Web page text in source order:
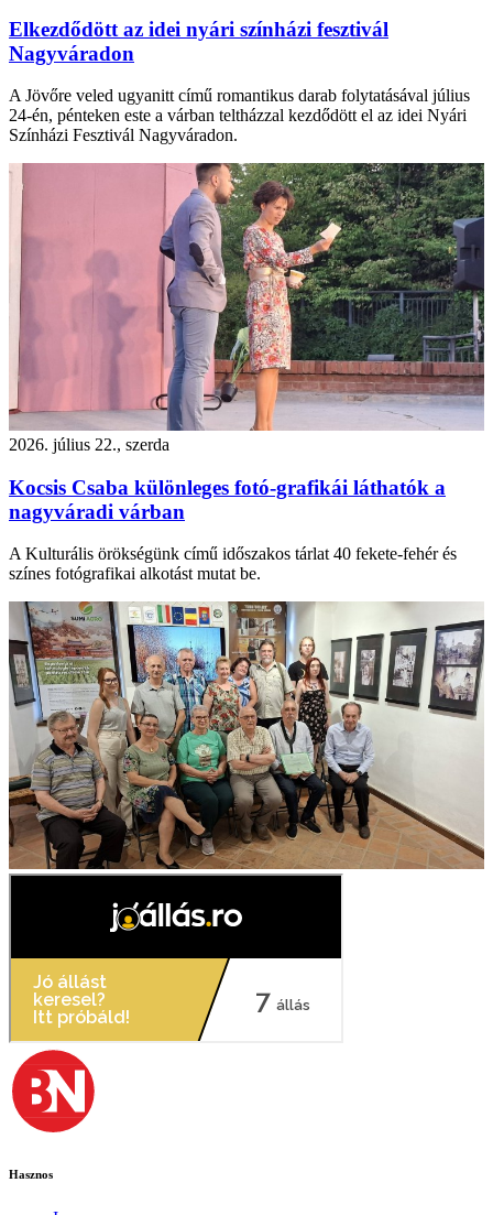
Elkezdődött az idei nyári színházi fesztivál
Nagyváradon
A Jövőre veled ugyanitt című romantikus darab folytatásával július
24-én, pénteken este a várban teltházzal kezdődött el az idei Nyári
Színházi Fesztivál Nagyváradon.
2026. július 22., szerda
Kocsis Csaba különleges fotó-grafikái láthatók a
nagyváradi várban
A Kulturális örökségünk című időszakos tárlat 40 fekete-fehér és
színes fotógrafikai alkotást mutat be.
Hasznos